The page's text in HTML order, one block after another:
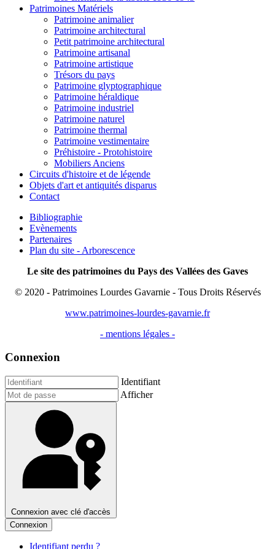
Patrimoines Matériels
Patrimoine animalier
Patrimoine architectural
Petit patrimoine architectural
Patrimoine artisanal
Patrimoine artistique
Trésors du pays
Patrimoine glyptographique
Patrimoine héraldique
Patrimoine industriel
Patrimoine naturel
Patrimoine thermal
Patrimoine vestimentaire
Préhistoire - Protohistoire
Mobiliers Anciens
Circuits d'histoire et de légende
Objets d'art et antiquités disparus
Contact
Bibliographie
Evènements
Partenaires
Plan du site - Arborescence
Le site des patrimoines du Pays des Vallées des Gaves
© 2020 - Patrimoines Lourdes Gavarnie - Tous Droits Réservés
www.patrimoines-lourdes-gavarnie.fr
- mentions légales -
Connexion
Identifiant
Afficher
Connexion avec clé d'accès
Connexion
Identifiant perdu ?